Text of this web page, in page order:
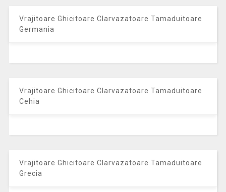
Vrajitoare Ghicitoare Clarvazatoare Tamaduitoare
Germania
Vrajitoare Ghicitoare Clarvazatoare Tamaduitoare
Cehia
Vrajitoare Ghicitoare Clarvazatoare Tamaduitoare
Grecia